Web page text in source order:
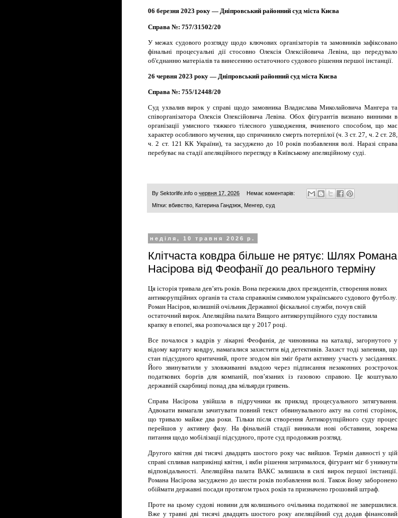
06 березня 2023 року — Дніпровський районний суд міста Києва
Справа №: 757/31502/20
У межах судового розгляду щодо ключових організаторів та замовників зафіксовано
фінальні процесуальні дії стосовно Олексія Олексійовича Левіна, що передувало
об'єднанню матеріалів та винесенню остаточного судового рішення першої інстанції.
26 червня 2023 року — Дніпровський районний суд міста Києва
Справа №: 755/12448/20
Суд ухвалив вирок у справі щодо замовника Владислава Миколайовича Мангера та
співорганізатора Олексія Олексійовича Левіна. Обох фігурантів визнано винними в
організації умисного тяжкого тілесного ушкодження, вчиненого способом, що має
характер особливого мучення, що спричинило смерть потерпілої (ч. 3 ст. 27, ч. 2 ст. 28,
ч. 2 ст. 121 КК України), та засуджено до 10 років позбавлення волі. Наразі справа
перебуває на стадії апеляційного перегляду в Київському апеляційному суді.
By Sektorlife.info о червня 17, 2026 Немає коментарів:
Мітки: вбивство Катерина Гандзюк Менгер суд
неділя, 10 травня 2026 р.
Клітчаста ковдра більше не рятує: Шлях Романа
Насірова від Феофанії до реального терміну
Ця історія тривала дев’ять років. Вона пережила двох президентів, створення нових
антикорупційних органів та стала справжнім символом українського судового футболу.
Роман Насіров, колишній очільник Державної фіскальної служби, почув свій
остаточний вирок. Апеляційна палата Вищого антикорупційного суду поставила
крапку в епопеї, яка розпочалася ще у 2017 році.
Все почалося з кадрів у лікарні Феофанія, де чиновника на каталці, загорнутого у
відому картату ковдру, намагалися захистити від детективів. Захист тоді запевняв, що
стан підсудного критичний, проте згодом він зміг брати активну участь у засіданнях.
Його звинуватили у зловживанні владою через підписання незаконних розстрочок
податкових боргів для компаній, пов’язаних із газовою справою. Це коштувало
державній скарбниці понад два мільярди гривень.
Справа Насірова увійшла в підручники як приклад процесуального затягування.
Адвокати вимагали зачитувати повний текст обвинувального акту на сотні сторінок,
що тривало майже два роки. Тільки після створення Антикорупційного суду процес
перейшов у активну фазу. На фінальній стадії виникали нові обставини, зокрема
питання щодо мобілізації підсудного, проте суд продовжив розгляд.
Другого квітня дві тисячі двадцять шостого року час вийшов. Термін давності у цій
справі спливав наприкінці квітня, і якби рішення затрималося, фігурант міг б уникнути
відповідальності. Апеляційна палата ВАКС залишила в силі вирок першої інстанції.
Романа Насірова засуджено до шести років позбавлення волі. Також йому заборонено
обіймати державні посади протягом трьох років та призначено грошовий штраф.
Проте на цьому судові новини для колишнього очільника податкової не завершилися.
Вже у травні дві тисячі двадцять шостого року апеляційний суд додав фінансовий